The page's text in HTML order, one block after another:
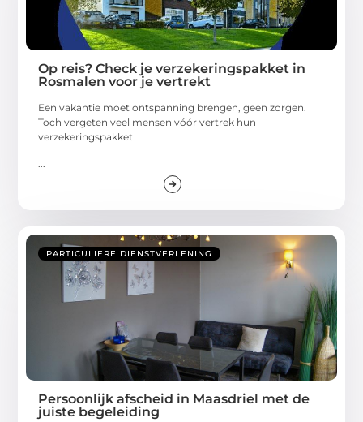
Op reis? Check je verzekeringspakket in
Rosmalen voor je vertrekt
Een vakantie moet ontspanning brengen, geen zorgen.
Toch vergeten veel mensen vóór vertrek hun
verzekeringspakket
PARTICULIERE DIENSTVERLENING
Persoonlijk afscheid in Maasdriel met de
juiste begeleiding